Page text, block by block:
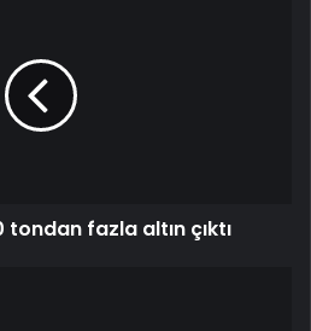
tondan fazla altın çıktı